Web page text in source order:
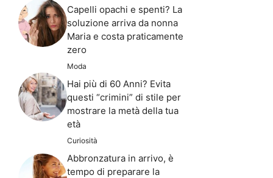
Capelli opachi e spenti? La
soluzione arriva da nonna
Maria e costa praticamente
zero
Moda
Hai più di 60 Anni? Evita
questi “crimini” di stile per
mostrare la metà della tua
età
Curiosità
Abbronzatura in arrivo, è
tempo di preparare la